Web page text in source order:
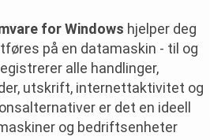
for Windows hjelper deg
på en datamaskin - til og
alle handlinger,
utskrift, internettaktivitet og
er det en ideell
og bedriftsenheter